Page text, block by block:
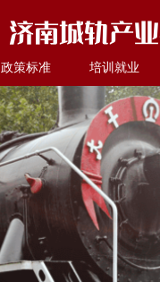
政策标准 培训就业